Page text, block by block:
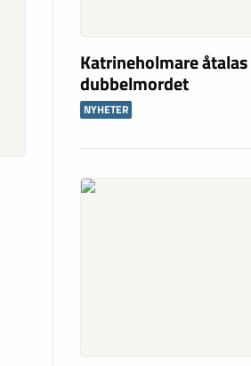
Katrineholmare
dubbelmordet
NYHETER